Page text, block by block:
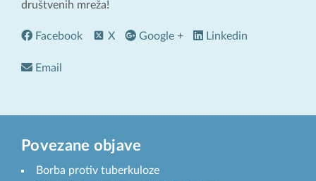
društvenih mreža!
Facebook X Google + Linkedin
Email
Povezane objave
Borba protiv tuberkuloze